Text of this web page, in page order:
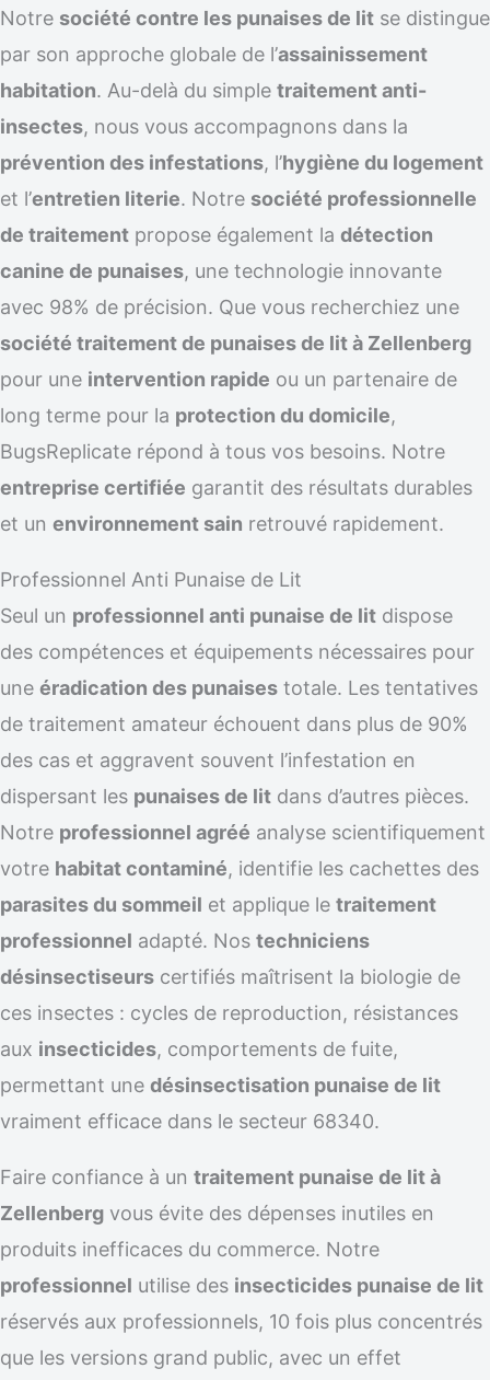
Notre société contre les punaises de lit se distingue
par son approche globale de l’assainissement
habitation. Au-delà du simple traitement anti-
insectes, nous vous accompagnons dans la
prévention des infestations, l’hygiène du logement
et l’entretien literie. Notre société professionnelle
de traitement propose également la détection
canine de punaises, une technologie innovante
avec 98% de précision. Que vous recherchiez une
société traitement de punaises de lit à Zellenberg
pour une intervention rapide ou un partenaire de
long terme pour la protection du domicile,
BugsReplicate répond à tous vos besoins. Notre
entreprise certifiée garantit des résultats durables
et un environnement sain retrouvé rapidement.
Professionnel Anti Punaise de Lit
Seul un professionnel anti punaise de lit dispose
des compétences et équipements nécessaires pour
une éradication des punaises totale. Les tentatives
de traitement amateur échouent dans plus de 90%
des cas et aggravent souvent l’infestation en
dispersant les punaises de lit dans d’autres pièces.
Notre professionnel agréé analyse scientifiquement
votre habitat contaminé, identifie les cachettes des
parasites du sommeil et applique le traitement
professionnel adapté. Nos techniciens
désinsectiseurs certifiés maîtrisent la biologie de
ces insectes : cycles de reproduction, résistances
aux insecticides, comportements de fuite,
permettant une désinsectisation punaise de lit
vraiment efficace dans le secteur 68340.
Faire confiance à un traitement punaise de lit à
Zellenberg vous évite des dépenses inutiles en
produits inefficaces du commerce. Notre
professionnel utilise des insecticides punaise de lit
réservés aux professionnels, 10 fois plus concentrés
que les versions grand public, avec un effet